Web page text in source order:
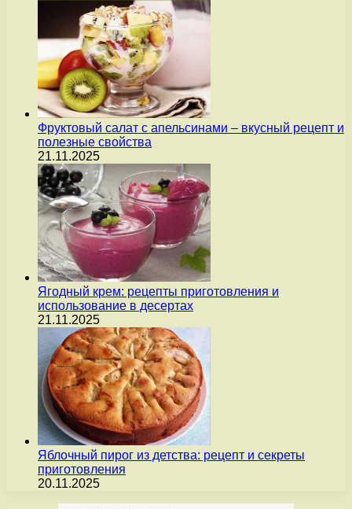
Фруктовый салат с апельсинами – вкусный рецепт и
полезные свойства
21.11.2025
Ягодный крем: рецепты приготовления и
использование в десертах
21.11.2025
Яблочный пирог из детства: рецепт и секреты
приготовления
20.11.2025